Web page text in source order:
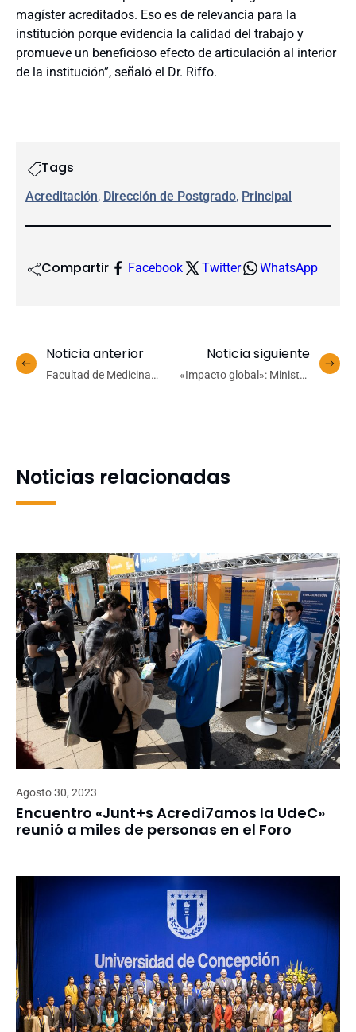
magíster acreditados. Eso es de relevancia para la
institución porque evidencia la calidad del trabajo y
promueve un beneficioso efecto de articulación al interior
de la institución”, señaló el Dr. Riffo.
Tags
Acreditación, Dirección de Postgrado, Principal
Compartir Facebook Twitter WhatsApp
Noticia anterior
Facultad de Medicina
Noticia siguiente
«Impacto global»: Ministra
Noticias relacionadas
Agosto 30, 2023
Encuentro «Junt+s Acredi7amos la UdeC»
reunió a miles de personas en el Foro